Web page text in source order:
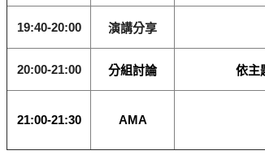
19:40-20:00 演講分享
20:00-21:00 分組討論 依主
21:00-21:30 AMA